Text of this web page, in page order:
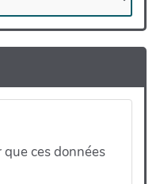
que ces données